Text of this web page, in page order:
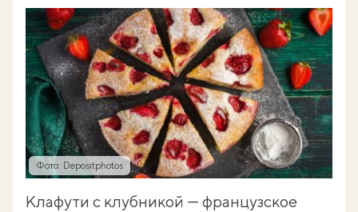
Фото: Depositphotos
Клафути с клубникой — французское